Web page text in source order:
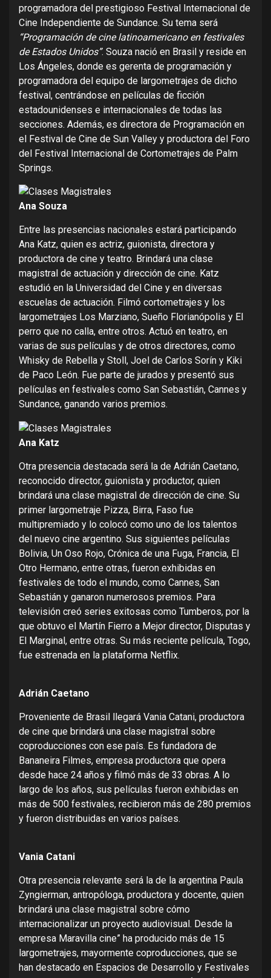
programadora del prestigioso Festival Internacional de
Cine Independiente de Sundance. Su tema será
“Programación de cine latinoamericano en festivales
de Estados Unidos”. Souza nació en Brasil y reside en
Los Ángeles, donde es gerenta de programación y
programadora del equipo de largometrajes de dicho
festival, centrándose en películas de ficción
estadounidenses e internacionales de todas las
secciones. Además, es directora de Programación en
el Festival de Cine de Sun Valley y productora del Foro
del Festival Internacional de Cortometrajes de Palm
Springs.
Ana Souza
Entre las presencias nacionales estará participando
Ana Katz, quien es actriz, guionista, directora y
productora de cine y teatro. Brindará una clase
magistral de actuación y dirección de cine. Katz
estudió en la Universidad del Cine y en diversas
escuelas de actuación. Filmó cortometrajes y los
largometrajes Los Marziano, Sueño Florianópolis y El
perro que no calla, entre otros. Actuó en teatro, en
varias de sus películas y de otros directores, como
Whisky de Rebella y Stoll, Joel de Carlos Sorín y Kiki
de Paco León. Fue parte de jurados y presentó sus
películas en festivales como San Sebastián, Cannes y
Sundance, ganando varios premios.
Ana Katz
Otra presencia destacada será la de Adrián Caetano,
reconocido director, guionista y productor, quien
brindará una clase magistral de dirección de cine. Su
primer largometraje Pizza, Birra, Faso fue
multipremiado y lo colocó como uno de los talentos
del nuevo cine argentino. Sus siguientes películas
Bolivia, Un Oso Rojo, Crónica de una Fuga, Francia, El
Otro Hermano, entre otras, fueron exhibidas en
festivales de todo el mundo, como Cannes, San
Sebastián y ganaron numerosos premios. Para
televisión creó series exitosas como Tumberos, por la
que obtuvo el Martín Fierro a Mejor director, Disputas y
El Marginal, entre otras. Su más reciente película, Togo,
fue estrenada en la plataforma Netflix.
Adrián Caetano
Proveniente de Brasil llegará Vania Catani, productora
de cine que brindará una clase magistral sobre
coproducciones con ese país. Es fundadora de
Bananeira Filmes, empresa productora que opera
desde hace 24 años y filmó más de 33 obras. A lo
largo de los años, sus películas fueron exhibidas en
más de 500 festivales, recibieron más de 280 premios
y fueron distribuidas en varios países.
Vania Catani
Otra presencia relevante será la de la argentina Paula
Zyngierman, antropóloga, productora y docente, quien
brindará una clase magistral sobre cómo
internacionalizar un proyecto audiovisual. Desde la
empresa Maravilla cine” ha producido más de 15
largometrajes, mayormente coproducciones, que se
han destacado en Espacios de Desarrollo y Festivales